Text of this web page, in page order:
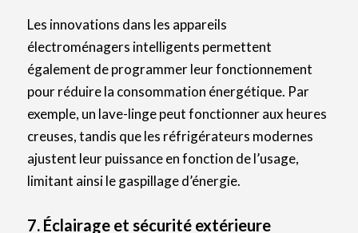
Les innovations dans les appareils
électroménagers intelligents permettent
également de programmer leur fonctionnement
pour réduire la consommation énergétique. Par
exemple, un lave-linge peut fonctionner aux heures
creuses, tandis que les réfrigérateurs modernes
ajustent leur puissance en fonction de l’usage,
limitant ainsi le gaspillage d’énergie.
7. Éclairage et sécurité extérieure